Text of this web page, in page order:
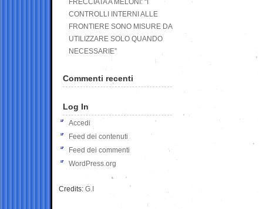
FRECCIATA A MELONI: “I
CONTROLLI INTERNI ALLE
FRONTIERE SONO MISURE DA
UTILIZZARE SOLO QUANDO
NECESSARIE”
Commenti recenti
Log In
Accedi
Feed dei contenuti
Feed dei commenti
WordPress.org
Credits: G.I